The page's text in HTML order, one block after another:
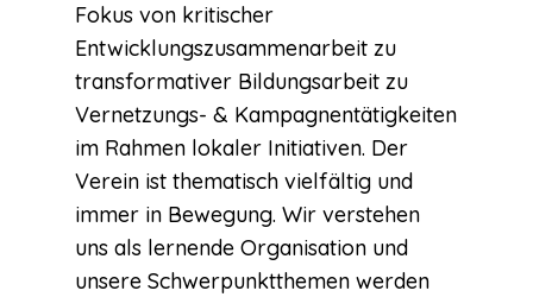
Fokus von kritischer
Entwicklungszusammenarbeit zu
transformativer Bildungsarbeit zu
Vernetzungs- & Kampagnentätigkeiten
im Rahmen lokaler Initiativen. Der
Verein ist thematisch vielfältig und
immer in Bewegung. Wir verstehen
uns als lernende Organisation und
unsere Schwerpunktthemen werden